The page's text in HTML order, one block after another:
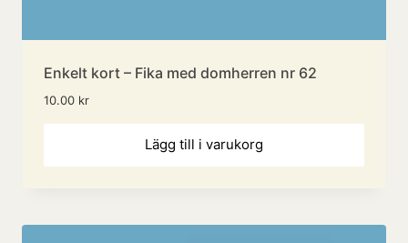
Enkelt kort – Fika med domherren nr 62
10.00 kr
Lägg till i varukorg